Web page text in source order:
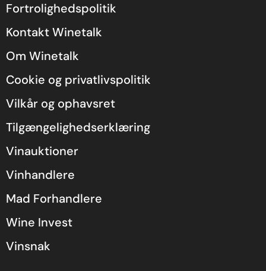
Fortrolighedspolitik
Kontakt Winetalk
Om Winetalk
Cookie og privatlivspolitik
Vilkår og ophavsret
Tilgængelighedserklæring
Vinauktioner
Vinhandlere
Mad Forhandlere
Wine Invest
Vinsnak